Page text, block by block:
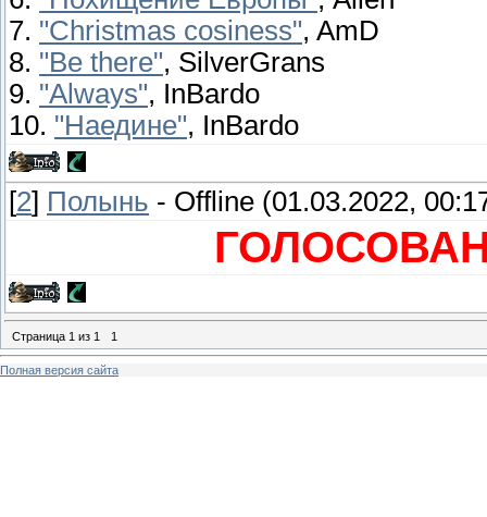
7. "Christmas cosiness", AmD
8. "Be there", SilverGrans
9. "Always", InBardo
10. "Наедине", InBardo
[2] Полынь - Offline (01.03.2022,
Страница 1 из 1 1
Полная версия сайта